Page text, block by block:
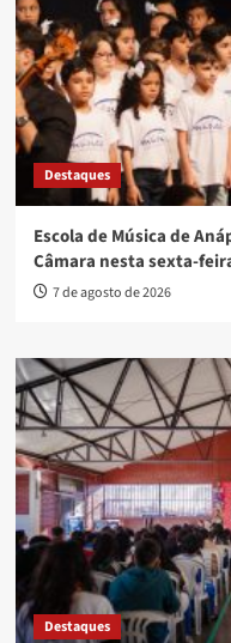
Destaques
Escola de Música de
Câmara nesta sexta-
7 de agosto de 2026
Destaques